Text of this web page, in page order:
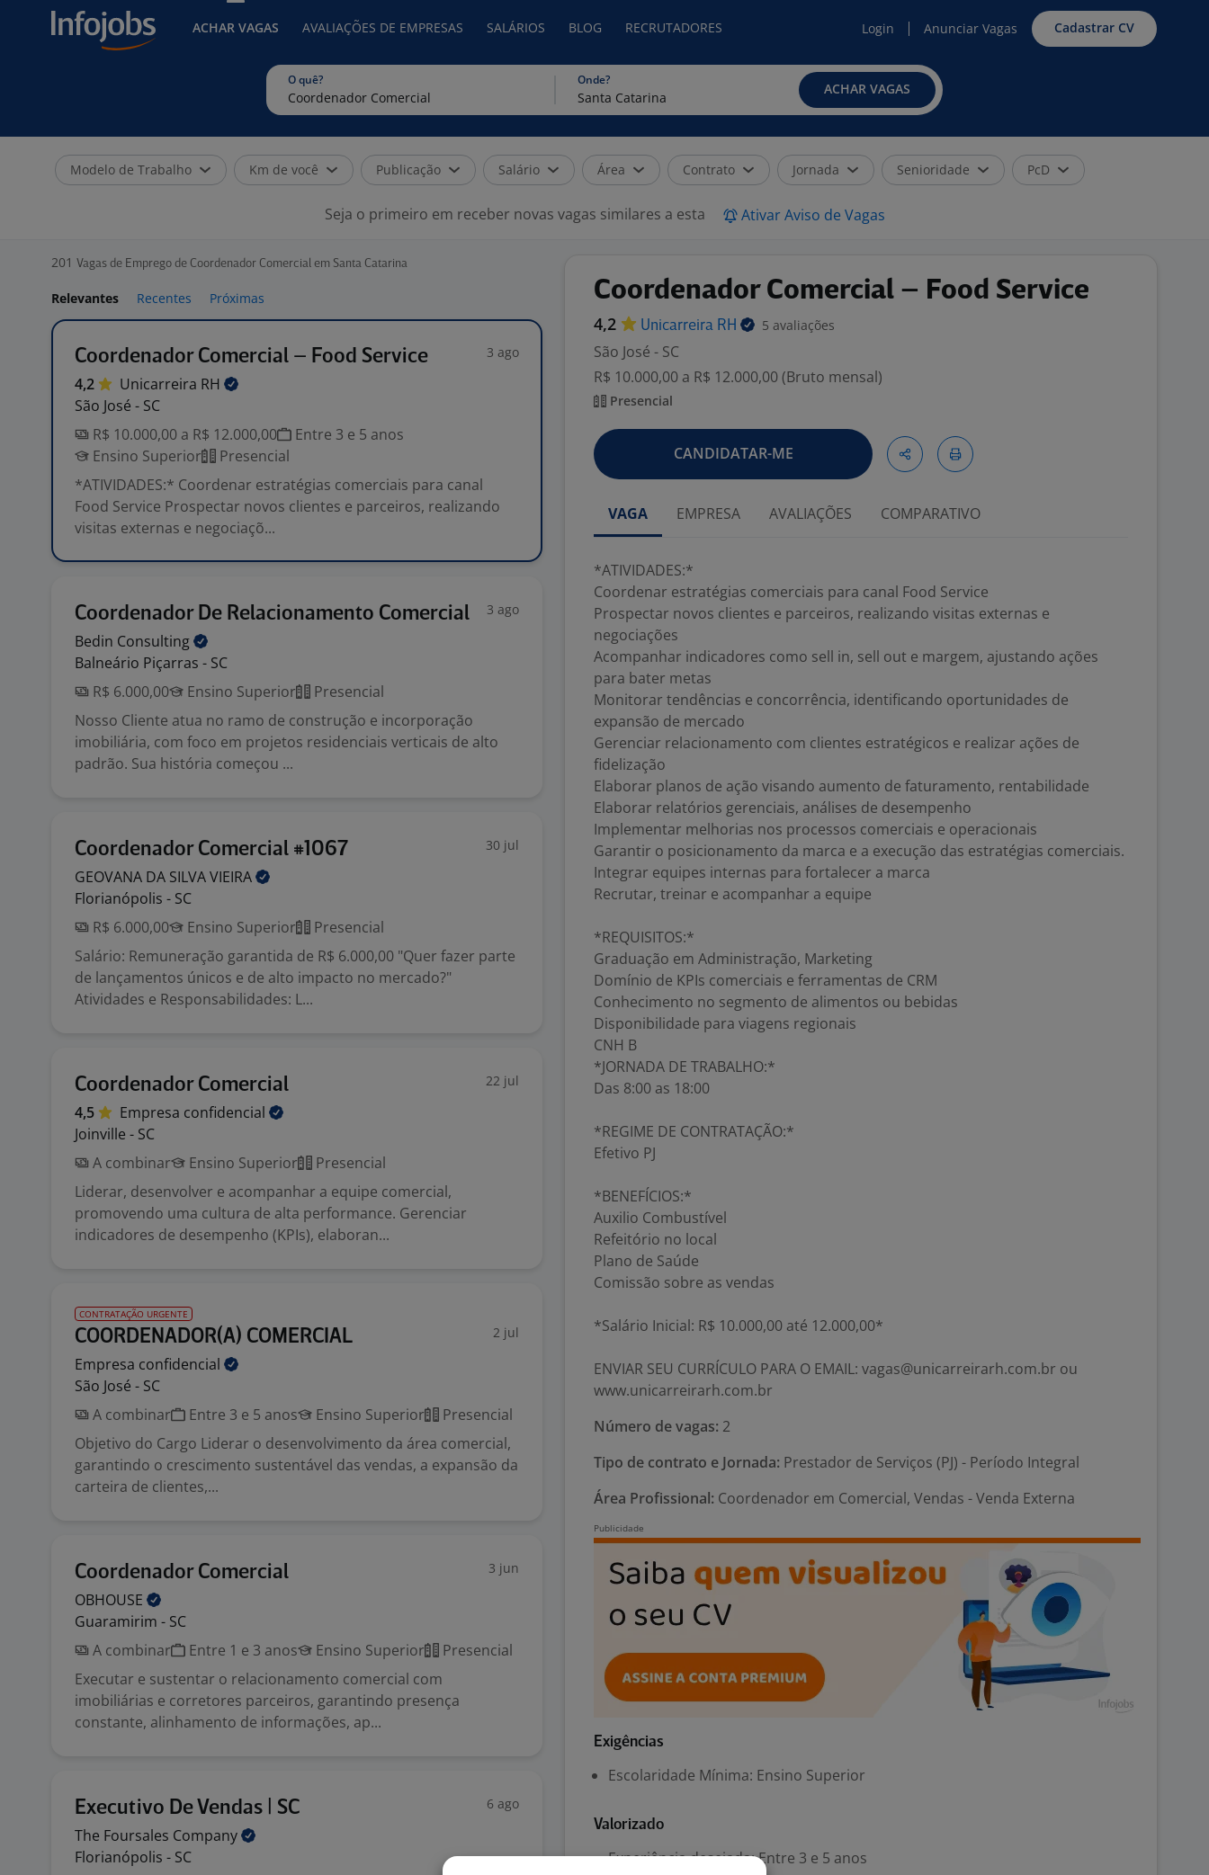
ACHAR VAGAS AVALIAÇÕES DE EMPRESAS SALÁRIOS BLOG RECRUTADORES Login Anunciar Vagas Cadastrar CV
O quê? Onde?
ACHAR VAGAS
Modelo de Trabalho Km de você Publicação Salário Área Contrato Jornada Senioridade PcD
Seja o primeiro em receber novas vagas similares a esta Ativar Aviso de Vagas
201 Vagas de Emprego de Coordenador Comercial em Santa Catarina
Relevantes Recentes Próximas
Coordenador Comercial – Food Service 3 ago
4,2 Unicarreira RH
São José - SC
R$ 10.000,00 a R$ 12.000,00
Entre 3 e 5 anos
Ensino Superior
Presencial
*ATIVIDADES:* Coordenar estratégias comerciais para canal
Food Service Prospectar novos clientes e parceiros, realizando
visitas externas e negociaçõ...
Coordenador De Relacionamento Comercial 3 ago
Bedin Consulting
Balneário Piçarras - SC
R$ 6.000,00
Ensino Superior
Presencial
Nosso Cliente atua no ramo de construção e incorporação
imobiliária, com foco em projetos residenciais verticais de alto
padrão. Sua história começou ...
Coordenador Comercial #1067 30 jul
GEOVANA DA SILVAVIEIRA
Florianópolis - SC
R$ 6.000,00
Ensino Superior
Presencial
Salário: Remuneração garantida de R$ 6.000,00 "Quer fazer parte
de lançamentos únicos e de alto impacto no mercado?"
Atividades e Responsabilidades: L...
Coordenador Comercial 22 jul
4,5 Empresa confidencial
Joinville - SC
A combinar
Ensino Superior
Presencial
Liderar, desenvolver e acompanhar a equipe comercial,
promovendo uma cultura de alta performance. Gerenciar
indicadores de desempenho (KPIs), elaboran...
CONTRATAÇÃO URGENTE
COORDENADOR(A) COMERCIAL 2 jul
Empresa confidencial
São José - SC
A combinar
Entre 3 e 5 anos Ensino Superior
Presencial
Objetivo do Cargo Liderar o desenvolvimento da área comercial,
garantindo o crescimento sustentável das vendas, a expansão da
carteira de clientes,...
Coordenador Comercial 3 jun
OBHOUSE
Guaramirim - SC
A combinar
Entre 1 e 3 anos Ensino Superior
Presencial
Executar e sustentar o relacionamento comercial com
imobiliárias e corretores parceiros, garantindo presença
constante, alinhamento de informações, ap...
Executivo De Vendas | SC 6 ago
The Foursales Company
Florianópolis - SC
Coordenador Comercial – Food Service
4,2 Unicarreira RH 5 avaliações
São José - SC
R$ 10.000,00 a R$ 12.000,00 (Bruto mensal)
Presencial
CANDIDATAR-ME
VAGA EMPRESA AVALIAÇÕES COMPARATIVO
*ATIVIDADES:*
Coordenar estratégias comerciais para canal Food Service
Prospectar novos clientes e parceiros, realizando visitas externas e
negociações
Acompanhar indicadores como sell in, sell out e margem, ajustando ações
para bater metas
Monitorar tendências e concorrência, identificando oportunidades de
expansão de mercado
Gerenciar relacionamento com clientes estratégicos e realizar ações de
fidelização
Elaborar planos de ação visando aumento de faturamento, rentabilidade
Elaborar relatórios gerenciais, análises de desempenho
Implementar melhorias nos processos comerciais e operacionais
Garantir o posicionamento da marca e a execução das estratégias comerciais.
Integrar equipes internas para fortalecer a marca
Recrutar, treinar e acompanhar a equipe
*REQUISITOS:*
Graduação em Administração, Marketing
Domínio de KPIs comerciais e ferramentas de CRM
Conhecimento no segmento de alimentos ou bebidas
Disponibilidade para viagens regionais
CNH B
*JORNADA DE TRABALHO:*
Das 8:00 as 18:00
*REGIME DE CONTRATAÇÃO:*
Efetivo PJ
*BENEFÍCIOS:*
Auxilio Combustível
Refeitório no local
Plano de Saúde
Comissão sobre as vendas
*Salário Inicial: R$ 10.000,00 até 12.000,00*
ENVIAR SEU CURRÍCULO PARA O EMAIL: vagas@unicarreirarh.com.br ou
www.unicarreirarh.com.br
Número de vagas: 2
Tipo de contrato e Jornada: Prestador de Serviços (PJ) - Período Integral
Área Profissional: Coordenador em Comercial, Vendas - Venda Externa
Exigências
Escolaridade Mínima: Ensino Superior
Valorizado
Experiência desejada: Entre 3 e 5 anos